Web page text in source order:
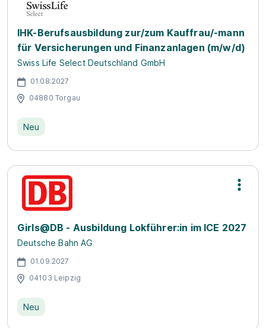
IHK-Berufsausbildung zur/zum Kauffrau/-mann
für Versicherungen und Finanzanlagen (m/w/d)
Swiss Life Select Deutschland GmbH
01.08.2027
04880 Torgau
Neu
Girls@DB - Ausbildung Lokführer:in im ICE 2027
Deutsche Bahn AG
01.09.2027
04103 Leipzig
Neu